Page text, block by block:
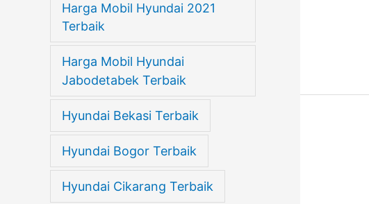
Harga Mobil Hyundai 2021
Terbaik
Harga Mobil Hyundai
Jabodetabek Terbaik
Hyundai Bekasi Terbaik
Hyundai Bogor Terbaik
Hyundai Cikarang Terbaik